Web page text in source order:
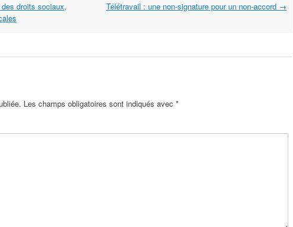
des droits sociaux,
Télétravail : une non-signature pour un non-accord →
Les champs obligatoires sont indiqués avec *